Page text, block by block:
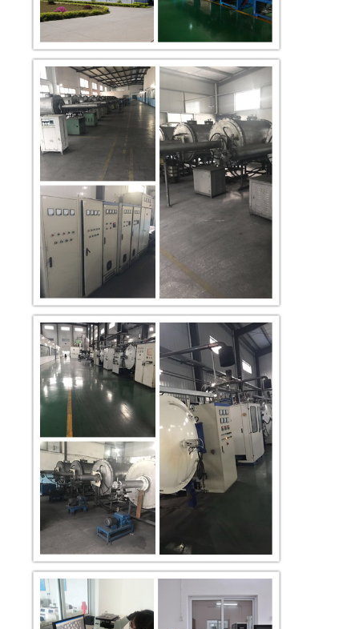
Кристаллический
порошок
вольфрама
CTP
прочности и носки
140-
325mesh
Карбид хромия
140-
устойчивость
325-5um